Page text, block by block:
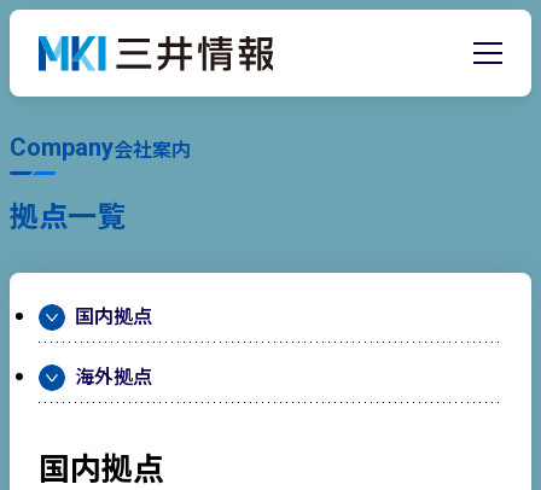
Company会社案内
拠点一覧
国内拠点
海外拠点
国内拠点